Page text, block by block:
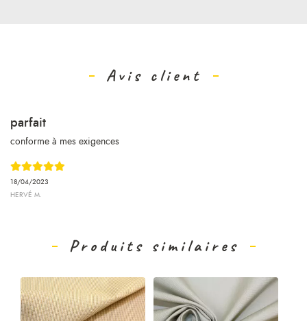
Avis client
18/04/2023
HERVÉ M.
parfait
conforme à mes exigences
Produits similaires